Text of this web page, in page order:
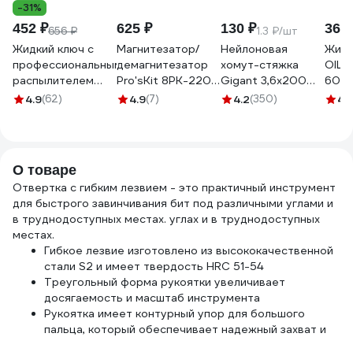
-31%
452 ₽656 ₽
Жидкий ключ с
профессиональным
распылителем
Gigant
4.9(62)
625 ₽
Магнитезатор/
демагнитезатор
Pro'sKit 8PK-220
00324020
4.9(7)
130 ₽1.3 ₽/шт
Нейлоновая
хомут-стяжка
Gigant 3,6х200
черный, 100 шт
4.2(350)
363
6021
4.5
О товаре
Отвертка с гибким лезвием - это практичный инструмент
для быстрого завинчивания бит под различными углами и
в труднодоступных местах. углах и в труднодоступных
местах.
Гибкое лезвие изготовлено из высококачественной
стали S2 и имеет твердость HRC 51-54
Треугольный форма рукоятки увеличивает
досягаемость и масштаб инструмента
Рукоятка имеет контурный упор для большого
пальца, который обеспечивает надежный захват и